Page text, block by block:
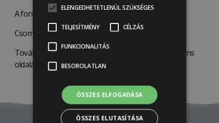
A formák moshatóak és újrafelhasználhatóak.
Csomag mérete: 15,30 cm x 25,40 cm.
További részletes oktatóanyag az Iron Orchid Designs
oldalán!
ELENGEDHETETLENÜL SZÜKSÉGES
TELJESÍTMÉNY CÉLZÁS
FUNKCIONALITÁS
BESOROLATLAN
ÖSSZES ELFOGADÁSA
ÖSSZES ELUTASÍTÁSA